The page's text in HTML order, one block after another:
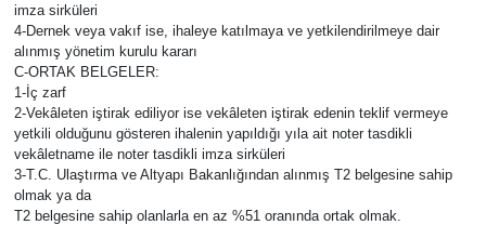
imza sirküleri
4-Dernek veya vakıf ise, ihaleye katılmaya ve yetkilendirilmeye dair
alınmış yönetim kurulu kararı
C-ORTAK BELGELER:
1-İç zarf
2-Vekâleten iştirak ediliyor ise vekâleten iştirak edenin teklif vermeye
yetkili olduğunu gösteren ihalenin yapıldığı yıla ait noter tasdikli
vekâletname ile noter tasdikli imza sirküleri
3-T.C. Ulaştırma ve Altyapı Bakanlığından alınmış T2 belgesine sahip
olmak ya da
T2 belgesine sahip olanlarla en az %51 oranında ortak olmak.